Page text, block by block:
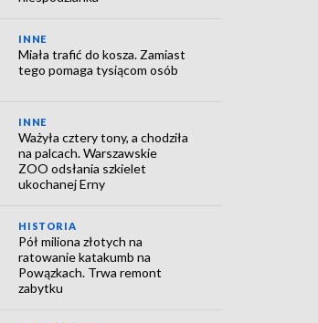
INNE
Miała trafić do kosza. Zamiast
tego pomaga tysiącom osób
INNE
Ważyła cztery tony, a chodziła
na palcach. Warszawskie
ZOO odsłania szkielet
ukochanej Erny
HISTORIA
Pół miliona złotych na
ratowanie katakumb na
Powązkach. Trwa remont
zabytku